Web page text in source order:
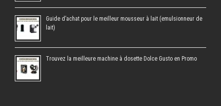
Guide d’achat pour le meilleur mousseur à lait (emulsionneur de
lait)
Trouvez la meilleure machine à dosette Dolce Gusto en Promo